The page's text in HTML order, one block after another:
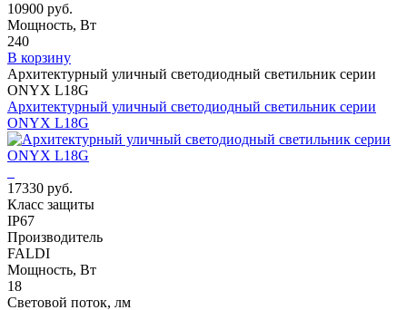
10900 руб.
Мощность, Вт
240
В корзину
Архитектурный уличный светодиодный светильник серии
ONYX L18G
Архитектурный уличный светодиодный светильник серии
ONYX L18G
17330 руб.
Класс защиты
IP67
Производитель
FALDI
Мощность, Вт
18
Световой поток, лм